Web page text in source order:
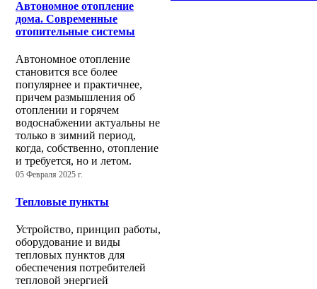
Автономное отопление
дома. Современные
отопительные системы
Автономное отопление
становится все более
популярнее и практичнее,
причем размышления об
отоплении и горячем
водоснабжении актуальны не
только в зимний период,
когда, собственно, отопление
и требуется, но и летом.
05 Февраля 2025 г.
Тепловые пункты
Устройство, принцип работы,
оборудование и виды
тепловых пунктов для
обеспечения потребителей
тепловой энергией